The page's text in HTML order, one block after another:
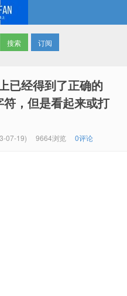
订阅
已经得到了正确的
，但是看起来或打
07-19) 9664浏览 0评论